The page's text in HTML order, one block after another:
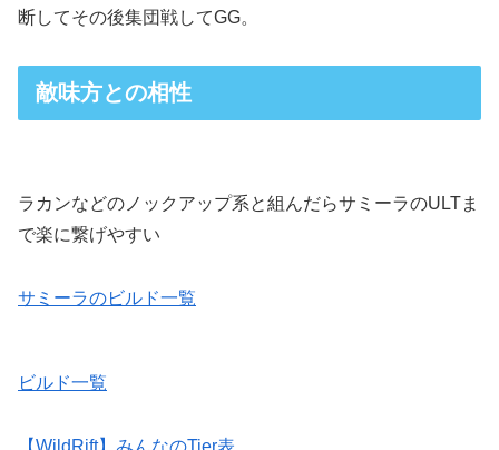
断してその後集団戦してGG。
敵味方との相性
ラカンなどのノックアップ系と組んだらサミーラのULTま
で楽に繋げやすい
サミーラのビルド一覧
ビルド一覧
【WildRift】みんなのTier表